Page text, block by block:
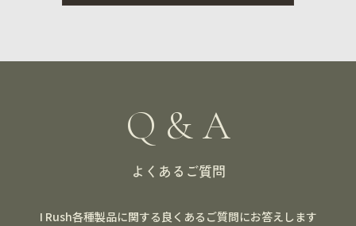
Q & A
よくあるご質問
I Rush各種製品に関する良くあるご質問にお答えします